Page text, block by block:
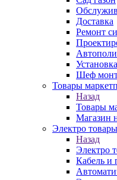
Доставка
Ремонт
Шеф
Товары
Назад
Товары
Магазин
Электро товары
Назад
Электро
Кабель и